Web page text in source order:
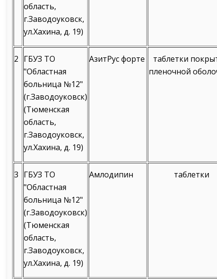
область,
г.Заводоуковск,
ул.Хахина, д. 19)
2 ГБУЗ ТО
"Областная
больница №12"
(г.Заводоуковск)
(Тюменская
область,
г.Заводоуковск,
ул.Хахина, д. 19)
АзитРус форте
таблетки
пленочной
3 ГБУЗ ТО
"Областная
больница №12"
(г.Заводоуковск)
(Тюменская
область,
г.Заводоуковск,
ул.Хахина, д. 19)
Амлодипин таблетки